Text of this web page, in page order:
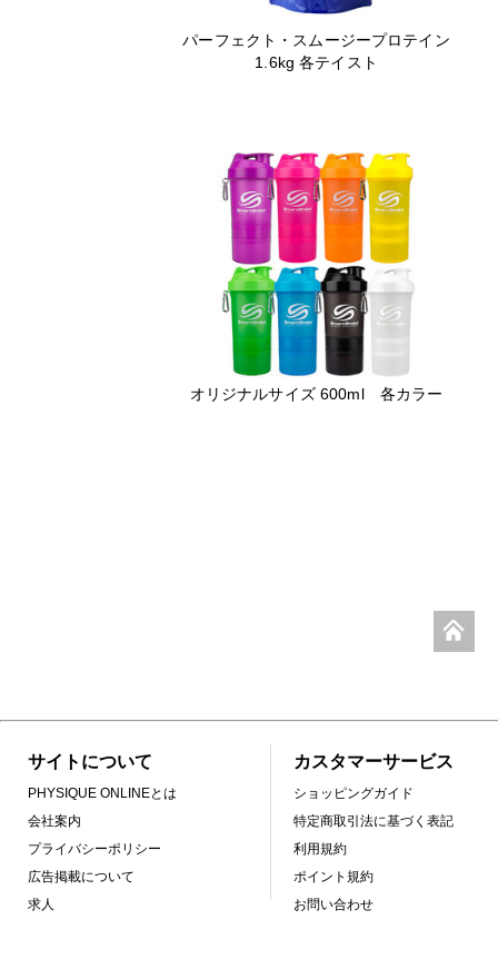
パーフェクト・スムージープロテイン
1.6kg 各テイスト
オリジナルサイズ 600ml 各カラー
サイトについて
PHYSIQUE ONLINEとは
会社案内
プライバシーポリシー
広告掲載について
求人
カスタマーサービス
ショッピングガイド
特定商取引法に基づく表記
利用規約
ポイント規約
お問い合わせ